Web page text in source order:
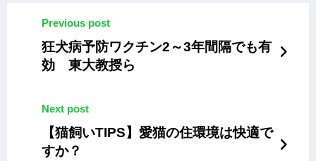
Previous post
狂犬病予防ワクチン2～3年間隔でも有
効 東大教授ら
Next post
【猫飼いTIPS】愛猫の住環境は快適で
すか？